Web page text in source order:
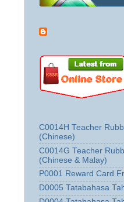
C0014H Teacher
(Chinese)
C0014G Teacher
(Chinese & Malay)
P0001 Reward Card
D0005 Tatabahasa